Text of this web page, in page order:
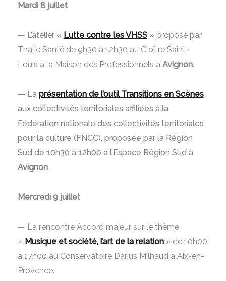
Mardi 8 juillet
— L’atelier « Lutte contre les VHSS» proposé par
Thalie Santé de 9h30 à 12h30 au Cloître Saint-
Louis à la Maison des Professionnels à Avignon.
— La présentation de l’outil Transitions en Scènes
aux collectivités territoriales affiliées à la
Fédération nationale des collectivités territoriales
pour la culture (FNCC), proposée par la Région
Sud de 10h30 à 12h00 à l’Espace Région Sud à
Avignon.
Mercredi 9 juillet
— La rencontre Accord majeur sur le thème
« Musique et société, l’art de la relation» de 10h00
à 17h00 au Conservatoire Darius Milhaud à Aix-en-
Provence.